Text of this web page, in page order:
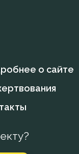
о сайте